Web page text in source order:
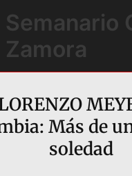
Semanario
Zamora
Más de
soledad